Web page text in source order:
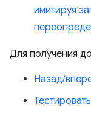
имитируя
Для получения
Назад/